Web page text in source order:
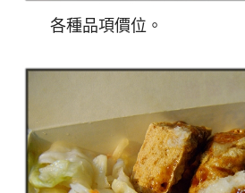
各種品項價位。